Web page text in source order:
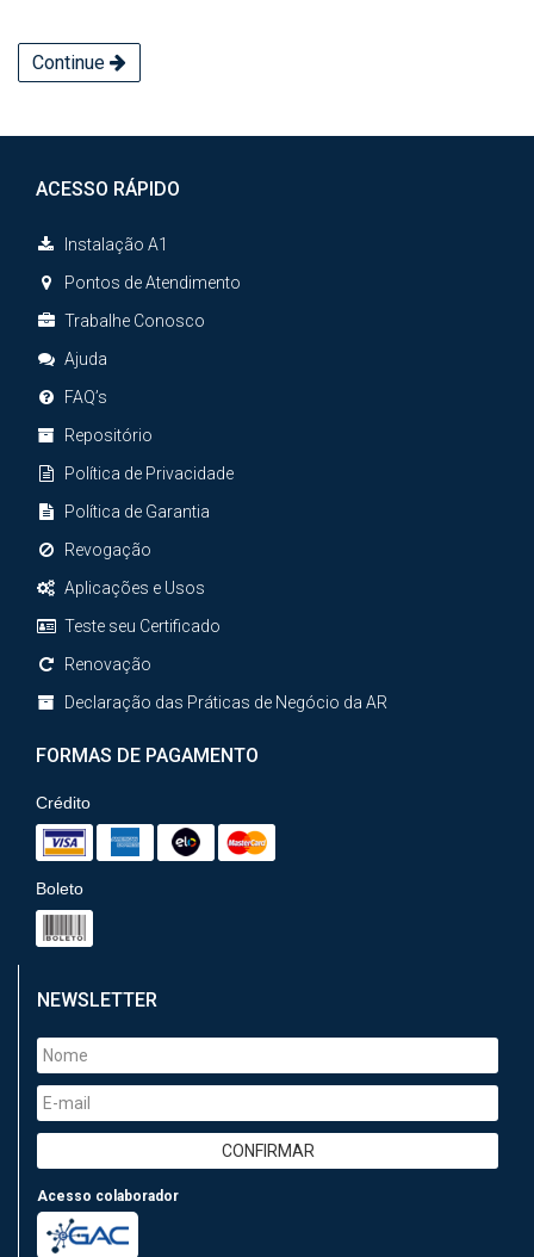
Continue
ACESSO RÁPIDO
Instalação A1
Pontos de Atendimento
Trabalhe Conosco
Ajuda
FAQ’s
Repositório
Política de Privacidade
Política de Garantia
Revogação
Aplicações e Usos
Teste seu Certificado
Renovação
Declaração das Práticas de Negócio da AR
FORMAS DE PAGAMENTO
Crédito
Boleto
NEWSLETTER
Acesso colaborador